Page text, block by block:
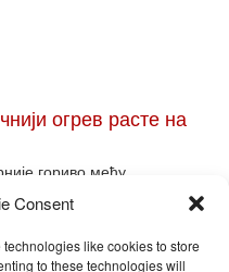
Consent
like cookies to store
to these technologies will
огрев расте на
гориво међу
производњи овог ог...